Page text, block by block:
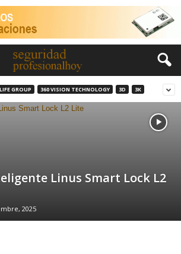
GROUP 360 VISION TECHNOLOGY 3D 3K
Linus Smart Lock L2
2025